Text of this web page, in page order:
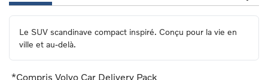
Le SUV scandinave compact inspiré. Conçu pour la vie en
ville et au-delà.
*Compris Volvo Car Delivery Pack